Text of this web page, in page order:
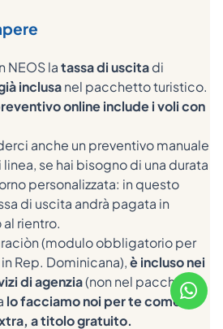
NEOS latassa di uscitadi
inclusanel pacchetto turistico.
online include i voli con
anche un preventivo manuale
se hai bisogno di una durata
personalizzata: in questo
di uscita andrà pagata in
rientro.
(modulo obbligatorio per
Rep. Dominicana),è incluso nei
di agenzia(non nel pacchetto
lo facciamo noi per te come
a titolo gratuito.